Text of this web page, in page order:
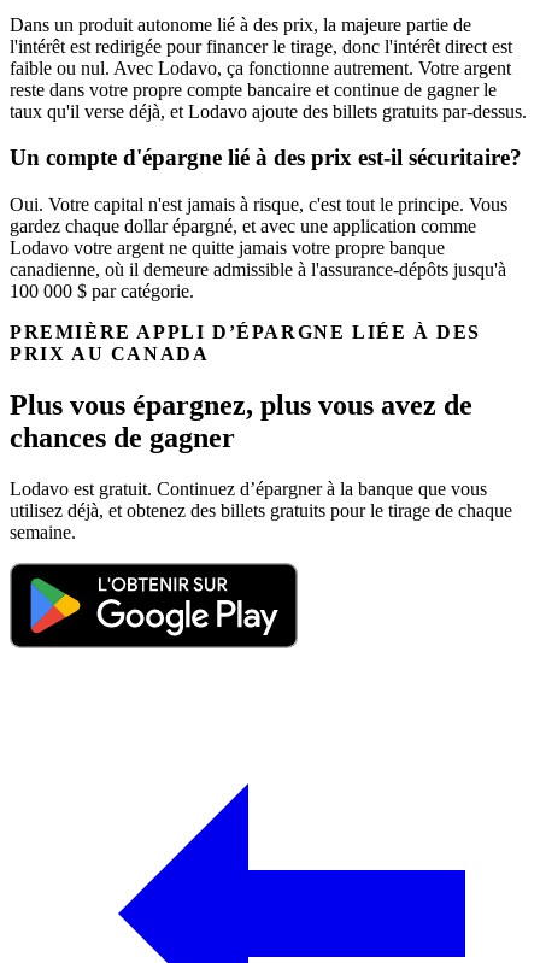
Dans un produit autonome lié à des prix, la majeure partie de
l'intérêt est redirigée pour financer le tirage, donc l'intérêt direct est
faible ou nul. Avec Lodavo, ça fonctionne autrement. Votre argent
reste dans votre propre compte bancaire et continue de gagner le
taux qu'il verse déjà, et Lodavo ajoute des billets gratuits par-dessus.
Un compte d'épargne lié à des prix est-il sécuritaire?
Oui. Votre capital n'est jamais à risque, c'est tout le principe. Vous
gardez chaque dollar épargné, et avec une application comme
Lodavo votre argent ne quitte jamais votre propre banque
canadienne, où il demeure admissible à l'assurance-dépôts jusqu'à
100 000 $ par catégorie.
PREMIÈRE APPLI D’ÉPARGNE LIÉE À DES
PRIX AU CANADA
Plus vous épargnez, plus vous avez de
chances de gagner
Lodavo est gratuit. Continuez d’épargner à la banque que vous
utilisez déjà, et obtenez des billets gratuits pour le tirage de chaque
semaine.